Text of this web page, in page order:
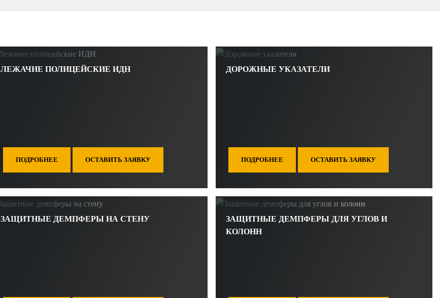
ЛЕЖАЧИЕ ПОЛИЦЕЙСКИЕ ИДН
ПОДРОБНЕЕ ОСТАВИТЬ ЗАЯВКУ
ДОРОЖНЫЕ УКАЗАТЕЛИ
ПОДРОБНЕЕ ОСТАВИТЬ ЗАЯВКУ
ЗАЩИТНЫЕ ДЕМПФЕРЫ НА СТЕНУ
ЗАЩИТНЫЕ ДЕМПФЕРЫ ДЛЯ УГЛОВ И
КОЛОНН